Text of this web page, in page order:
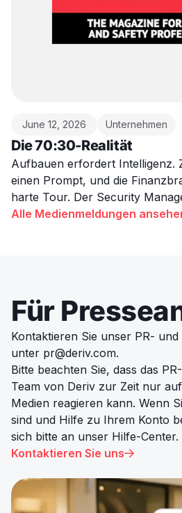
June 12, 2026 Unternehmen
Die 70:30-Realität
Aufbauen erfordert Intelligenz.
einen Prompt, und die
harte Tour. Der Security
über die Realität der KI-
Alle Medienmeldungen
Für
Kontaktieren Sie unser PR-
unter pr@deriv.com.
Bitte beachten Sie, dass das
Team von Deriv zur Zeit nur
Medien reagieren kann. Wenn
sind und Hilfe zu Ihrem Konto
sich bitte an unser Hilfe-Center.
Kontaktieren Sie uns